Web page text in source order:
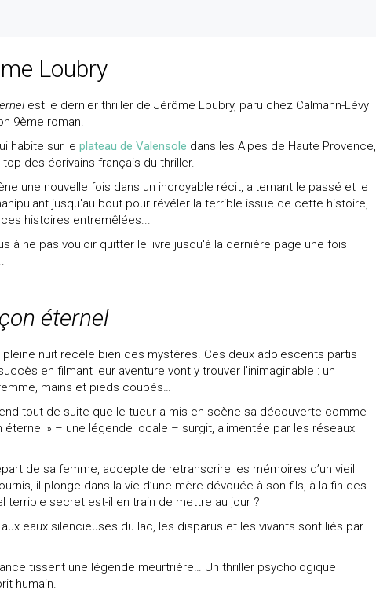
Loubry
est le dernier thriller de Jérôme Loubry, paru chez Calmann-Lévy
9ème roman.
habite sur le plateau de Valensole dans les Alpes de Haute Provence,
des écrivains français du thriller.
une nouvelle fois dans un incroyable récit, alternant le passé et le
jusqu'au bout pour révéler la terrible issue de cette histoire,
histoires entremêlées...
à ne pas vouloir quitter le livre jusqu'à la dernière page une fois
éternel
nuit recèle bien des mystères. Ces deux adolescents partis
en filmant leur aventure vont y trouver l’inimaginable : un
mains et pieds coupés…
tout de suite que le tueur a mis en scène sa découverte comme
» – une légende locale – surgit, alimentée par les réseaux
de sa femme, accepte de retranscrire les mémoires d’un vieil
il plonge dans la vie d’une mère dévouée à son fils, à la fin des
terrible secret est-il en train de mettre au jour ?
eaux silencieuses du lac, les disparus et les vivants sont liés par
tissent une légende meurtrière… Un thriller psychologique
humain.